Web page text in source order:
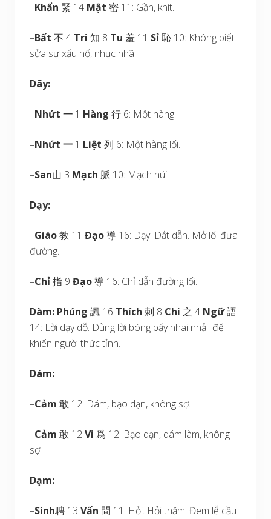
–Khẩn 緊 14 Mật 密 11: Gần, khít.
–Bất 不 4 Tri 知 8 Tu 羞 11 Sỉ恥 10: Không biết
sửa sự xấu hổ, nhục nhã.
Dãy:
–Nhứt 一 1 Hàng 行 6: Một hàng.
–Nhứt 一 1 Liệt 列 6: Một hàng lối.
–San山 3 Mạch 脈 10: Mạch núi.
Dạy:
–Giáo教 11 Đạo導 16: Dạy. Dắt dẫn. Mở lối đưa
đường.
–Chỉ指 9 Đạo導 16: Chỉ dẫn đường lối.
Dàm: Phúng 諷 16 Thích 剌 8 Chi 之 4 Ngữ語
14: Lời dạy dỗ. Dùng lời bóng bẩy nhai nhải. để
khiến người thức tỉnh.
Dám:
–Cảm 敢 12: Dám, bạo dạn, không sợ.
–Cảm 敢 12Vi 爲 12: Bạo dạn, dám làm, không
sợ.
Dạm:
–Sính聘 13 Vấn 問 11: Hỏi. Hỏi thăm. Đem lễ cầu